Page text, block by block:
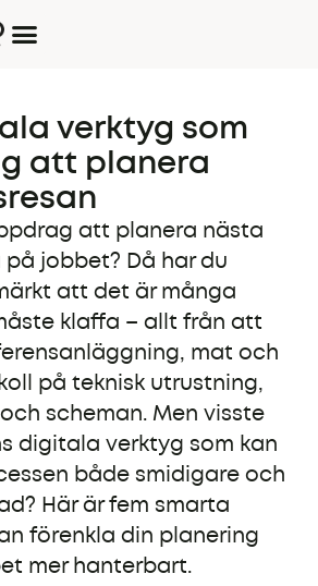
verktyg som
att planera
att planera nästa
på jobbet? Då har du
att det är många
klaffa – allt från att
mat och
på teknisk utrustning,
scheman. Men visste
digitala verktyg som kan
både smidigare och
Här är fem smarta
förenkla din planering
mer hanterbart.